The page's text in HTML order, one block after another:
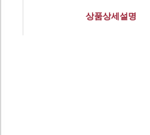
상품상세설명